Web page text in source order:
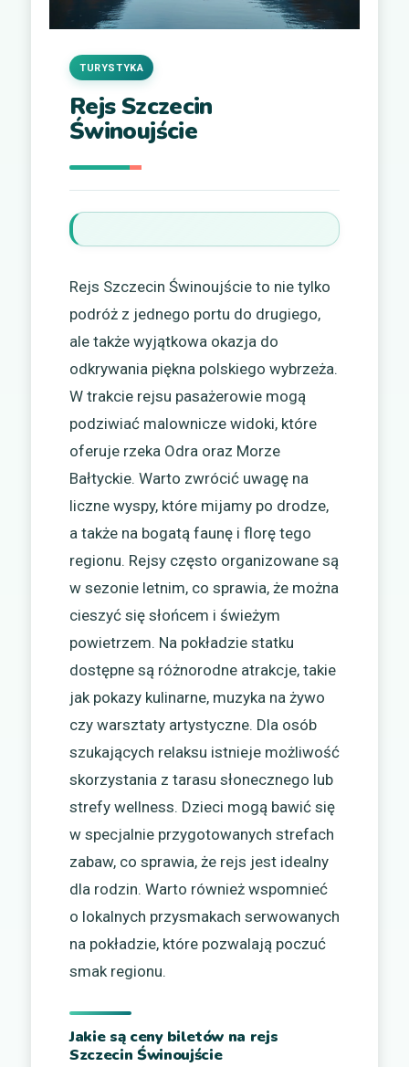
Rejs Szczecin
Świnoujście
TURYSTYKA
Rejs Szczecin Świnoujście to nie tylko
podróż z jednego portu do drugiego,
ale także wyjątkowa okazja do
odkrywania piękna polskiego wybrzeża.
W trakcie rejsu pasażerowie mogą
podziwiać malownicze widoki, które
oferuje rzeka Odra oraz Morze
Bałtyckie. Warto zwrócić uwagę na
liczne wyspy, które mijamy po drodze,
a także na bogatą faunę i florę tego
regionu. Rejsy często organizowane są
w sezonie letnim, co sprawia, że można
cieszyć się słońcem i świeżym
powietrzem. Na pokładzie statku
dostępne są różnorodne atrakcje, takie
jak pokazy kulinarne, muzyka na żywo
czy warsztaty artystyczne. Dla osób
szukających relaksu istnieje możliwość
skorzystania z tarasu słonecznego lub
strefy wellness. Dzieci mogą bawić się
w specjalnie przygotowanych strefach
zabaw, co sprawia, że rejs jest idealny
dla rodzin. Warto również wspomnieć
o lokalnych przysmakach serwowanych
na pokładzie, które pozwalają poczuć
smak regionu.
Jakie są ceny biletów na rejs
Szczecin Świnoujście